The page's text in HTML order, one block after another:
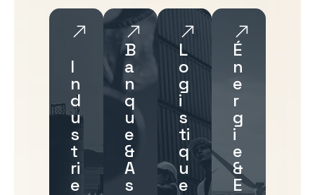
I
n
d
u
s
t
ri
e
B
a
n
q
u
e
&
A
s
L
o
g
i
s
ti
q
u
e
É
n
e
r
g
i
e
&
E